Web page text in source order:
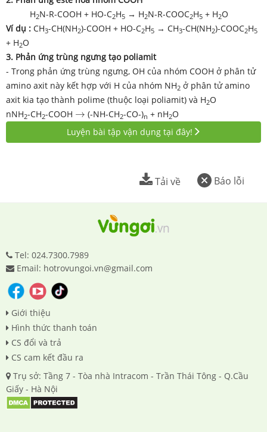
H2N-R-COOH + HO-C2H5 → H2N-R-COOC2H5 + H2O
Ví dụ : CH3-CH(NH2)-COOH + HO-C2H5 → CH3-CH(NH2)-COOC2H5
+ H2O
3. Phản ứng trùng ngưng tạo poliamit
- Trong phản ứng trùng ngưng, OH của nhóm COOH ở phân tử
amino axit này kết hợp với H của nhóm NH2 ở phân tử amino
axit kia tạo thành polime (thuộc loại poliamit) và H2O
nNH2-CH2-COOH →
→ (-NH-CH2-CO-)n + nH2O
Luyện bài tập vận dụng tại đây!
Báo lỗi
Tải về
Tel: 024.7300.7989
Email: hotrovungoi.vn@gmail.com
Giới thiệu
Hình thức thanh toán
CS đổi và trả
CS cam kết đầu ra
Trụ sở: Tầng 7 - Tòa nhà Intracom - Trần Thái Tông - Q.Cầu
Giấy - Hà Nội